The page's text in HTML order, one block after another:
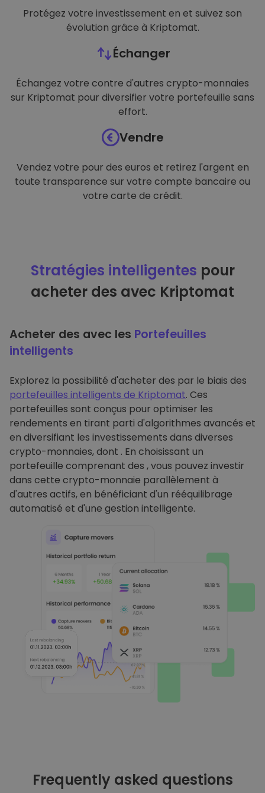
Protégez votre investissement en et suivez son
évolution grâce à Kriptomat.
Échanger
Échangez votre contre d'autres crypto-monnaies
sur Kriptomat pour diversifier votre portefeuille sans
effort.
Vendre
Vendez votre pour des euros et retirez l'argent en
toute transparence sur votre compte bancaire ou
votre carte de crédit.
Stratégies intelligentes pour
acheter des avec Kriptomat
Acheter des avec les Portefeuilles
intelligents
Explorez la possibilité d'acheter des par le biais des
portefeuilles intelligents de Kriptomat. Ces
portefeuilles sont conçus pour optimiser les
rendements en tirant parti d'algorithmes avancés et
en diversifiant les investissements dans diverses
crypto-monnaies, dont . En choisissant un
portefeuille comprenant des , vous pouvez investir
dans cette crypto-monnaie parallèlement à
d'autres actifs, en bénéficiant d'un rééquilibrage
automatisé et d'une gestion intelligente.
Frequently asked questions